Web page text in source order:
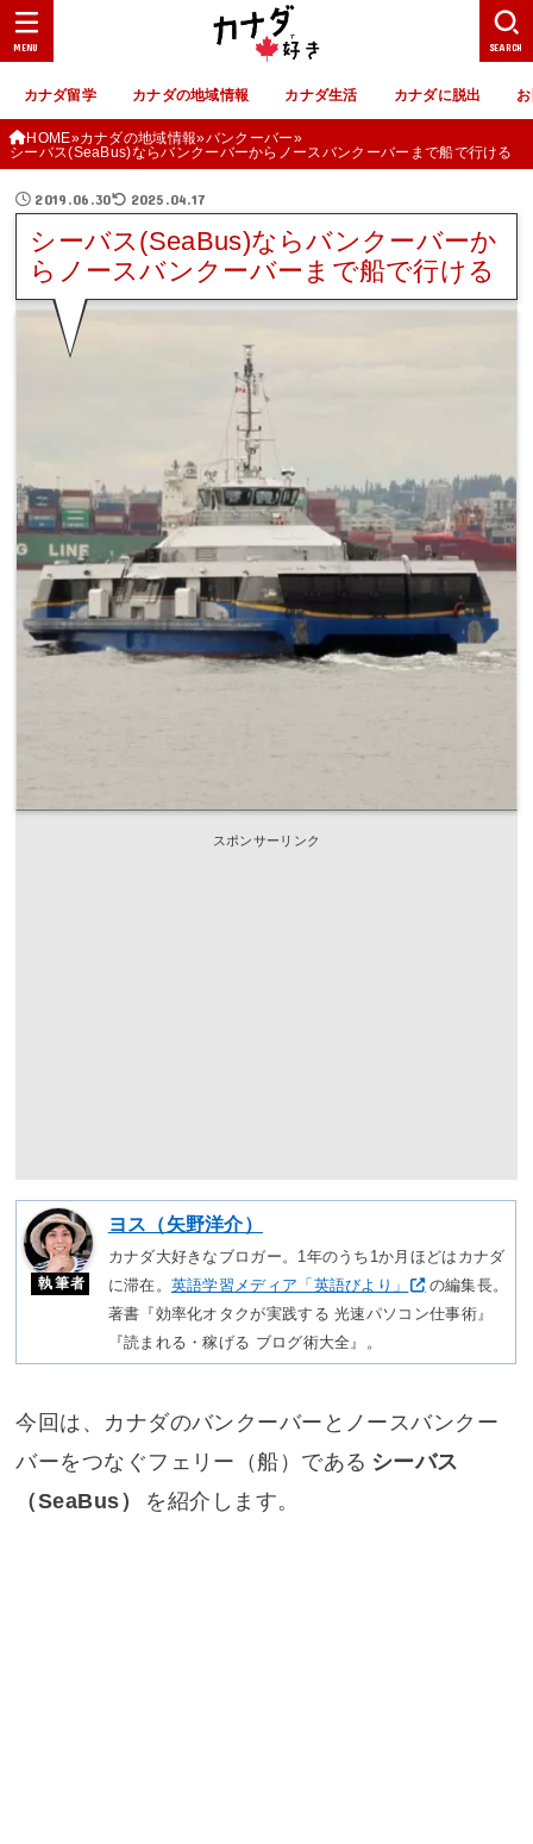
カナダ留学 カナダの地域情報 カナダ生活 カナダに脱出
SEARCH
MENU
HOME カナダの地域情報 バンクーバー
シーバス(SeaBus)ならバンクーバーからノースバンクーバーまで船で行ける
2019.06.30 2025.04.17
シーバス(SeaBus)ならバンクーバーか
らノースバンクーバーまで船で行ける
スポンサーリンク
執筆者
ヨス（矢野洋介）
カナダ大好きなブロガー。1年のうち1か月ほどはカナダ
に滞在。 英語学習メディア「英語びより」
の編集長。
著書『効率化オタクが実践する 光速パソコン仕事術』
『読まれる・稼げる ブログ術大全』。
今回は、カナダのバンクーバーとノースバンクー
バーをつなぐフェリー（船）である シーバス
（SeaBus）
を紹介します。